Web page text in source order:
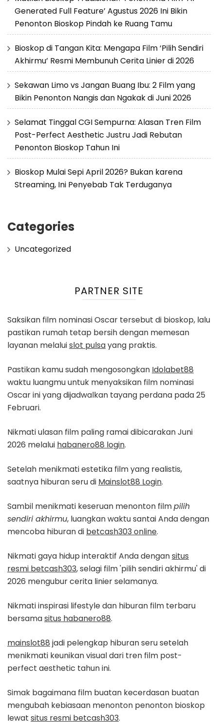
Generated Full Feature’ Agustus 2026 Ini Bikin
Penonton Bioskop Pindah ke Ruang Tamu
Bioskop di Tangan Kita: Mengapa Film ‘Pilih Sendiri
Akhirmu’ Resmi Membunuh Cerita Linier di 2026
Sekawan Limo vs Jangan Buang Ibu: 2 Film yang
Bikin Penonton Nangis dan Ngakak di Juni 2026
Selamat Tinggal CGI Sempurna: Alasan Tren Film
Post-Perfect Aesthetic Justru Jadi Rebutan
Penonton Bioskop Tahun Ini
Bioskop Mulai Sepi April 2026? Bukan karena
Streaming, Ini Penyebab Tak Terduganya
Categories
Uncategorized
PARTNER SITE
Saksikan film nominasi Oscar tersebut di bioskop, lalu
pastikan rumah tetap bersih dengan memesan
layanan melaluislot pulsayang praktis.
Pastikan kamu sudah mengosongkan Idolabet88
waktu luangmu untuk menyaksikan film nominasi
Oscar ini yang dijadwalkan tayang perdana pada 25
Februari.
Nikmati ulasan film paling ramai dibicarakan Juni
2026 melalui habanero88 login.
Setelah menikmati estetika film yang realistis,
saatnya hiburan seru di Mainslot88 Login.
Sambil menikmati keseruan menonton filmpilih
sendiri akhirmu, luangkan waktu santai Anda dengan
mencoba hiburan di betcash303 online.
Nikmati gaya hidup interaktif Anda dengansitus
resmi betcash303, selagi film 'pilih sendiri akhirmu' di
2026 mengubur cerita linier selamanya.
Nikmati inspirasi lifestyle dan hiburan film terbaru
bersamasitus habanero88.
mainslot88 jadi pelengkap hiburan seru setelah
menikmati keunikan visual dari tren film post-
perfect aesthetic tahun ini.
Simak bagaimana film buatan kecerdasan buatan
mengubah kebiasaan menonton penonton bioskop
lewat situs resmi betcash303.